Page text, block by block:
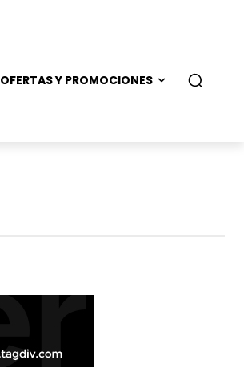
OFERTAS Y PROMOCIONES